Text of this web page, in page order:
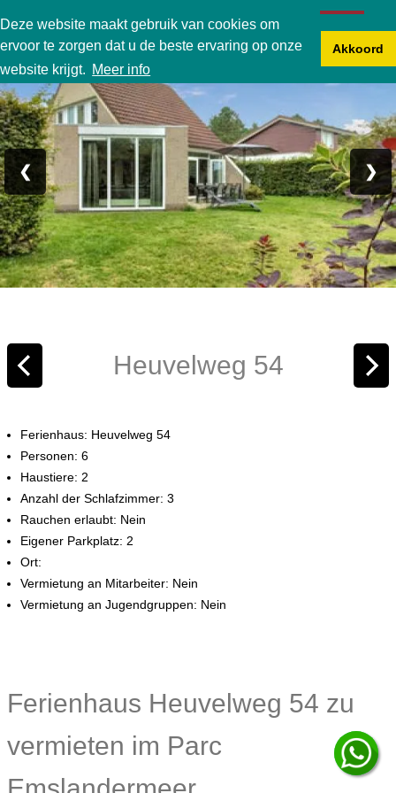
Deze website maakt gebruik van cookies om
ervoor te zorgen dat u de beste ervaring op onze
website krijgt. Meer info
Akkoord
Karperbungalow
Foto 1/24
❮ ❯
Heuvelweg 54
Ferienhaus: Heuvelweg 54
Personen: 6
Haustiere: 2
Anzahl der Schlafzimmer: 3
Rauchen erlaubt: Nein
Eigener Parkplatz: 2
Ort:
Vermietung an Mitarbeiter: Nein
Vermietung an Jugendgruppen: Nein
Ferienhaus Heuvelweg 54 zu
vermieten im Parc